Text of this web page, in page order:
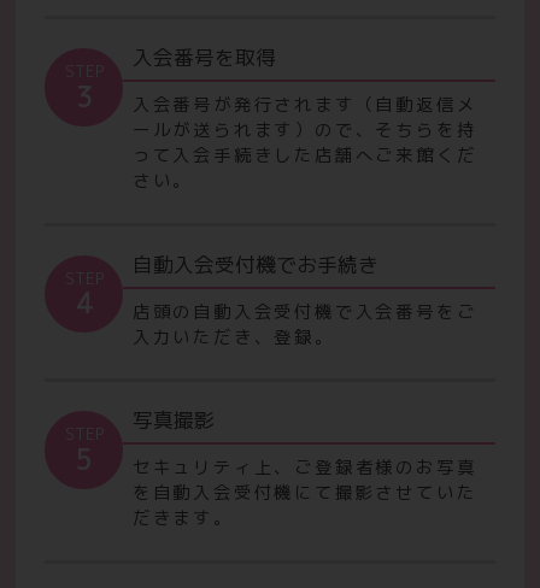
STEP
3
入会番号を取得
入会番号が発行されます（自動返信メ
ールが送られます）ので、 そちらを持
って入会手続きした店舗へご来館くだ
さい。
STEP
4
自動入会受付機でお手続き
店頭の自動入会受付機で入会番号をご
入力いただき、登録。
STEP
5
写真撮影
セキュリティ上、ご登録者様のお写真
を自動入会受付機にて撮影させていた
だきます。